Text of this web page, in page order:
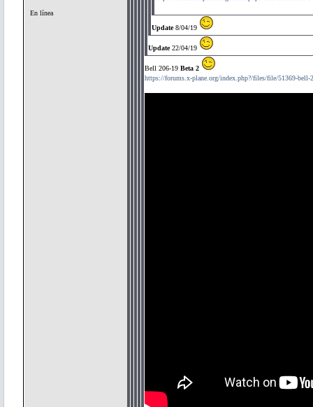
En línea
Update8/04/19
Update22/04/19
Bell 206-19 Beta 2
https://forums.x-plane.org/index.php?/files/file/51369-bell-